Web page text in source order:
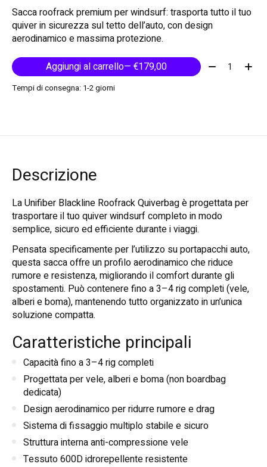
Sacca roofrack premium per windsurf: trasporta tutto il tuo
quiver in sicurezza sul tetto dell’auto, con design
aerodinamico e massima protezione.
Aggiungi al carrello
— €179,00 Quantità:
Tempi di consegna: 1-2 giorni
Descrizione
La Unifiber Blackline Roofrack Quiverbag è progettata per
trasportare il tuo quiver windsurf completo in modo
semplice, sicuro ed efficiente durante i viaggi.
Pensata specificamente per l’utilizzo su portapacchi auto,
questa sacca offre un profilo aerodinamico che riduce
rumore e resistenza, migliorando il comfort durante gli
spostamenti. Può contenere fino a 3–4 rig completi (vele,
alberi e boma), mantenendo tutto organizzato in un’unica
soluzione compatta.
Caratteristiche principali
Capacità fino a 3–4 rig completi
Progettata per vele, alberi e boma (non boardbag
dedicata)
Design aerodinamico per ridurre rumore e drag
Sistema di fissaggio multiplo stabile e sicuro
Struttura interna anti-compressione vele
Tessuto 600D idrorepellente resistente